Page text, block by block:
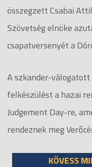
összegzett Csabai
Szövetség elnöke
csapatversenyét a
A szkander-
felkészülést a hazai
Judgement Day-re,
rendeznek meg
KÖVESS